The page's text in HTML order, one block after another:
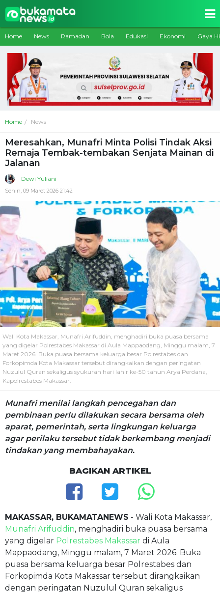
Home News Ramadan Bola Edukasi Ekonomi Gaya
Home News
Meresahkan, Munafri Minta Polisi Tindak Aksi
Remaja Tembak-tembakan Senjata Mainan di
Jalanan
Dewi Yuliani
Senin, 09 Maret 2026 21:42
Wali Kota Makassar, Munafri Arifuddin, menghadiri buka puasa bersama
yang digelar Polrestabes Makassar di Aula Mappaodang, Minggu malam, 7
Maret 2026. Buka puasa bersama keluarga besar Polrestabes dan
Forkopimda Kota Makassar tersebut dirangkaikan dengan peringatan
Nuzulul Quran sekaligus syukuran hari lahir ke-50 tahun Arya Perdana,
Kapolrestabes Makassar.
Munafri menilai langkah pencegahan dan
pembinaan perlu dilakukan secara bersama oleh
aparat, pemerintah, serta lingkungan keluarga
agar perilaku tersebut tidak berkembang menjadi
tindakan yang membahayakan.
BAGIKAN ARTIKEL
MAKASSAR, BUKAMATANEWS - Wali Kota Makassar,
Munafri Arifuddin, menghadiri buka puasa bersama
yang digelar Polrestabes Makassar di Aula
Mappaodang, Minggu malam, 7 Maret 2026. Buka
puasa bersama keluarga besar Polrestabes dan
Forkopimda Kota Makassar tersebut dirangkaikan
dengan peringatan Nuzulul Quran sekaligus